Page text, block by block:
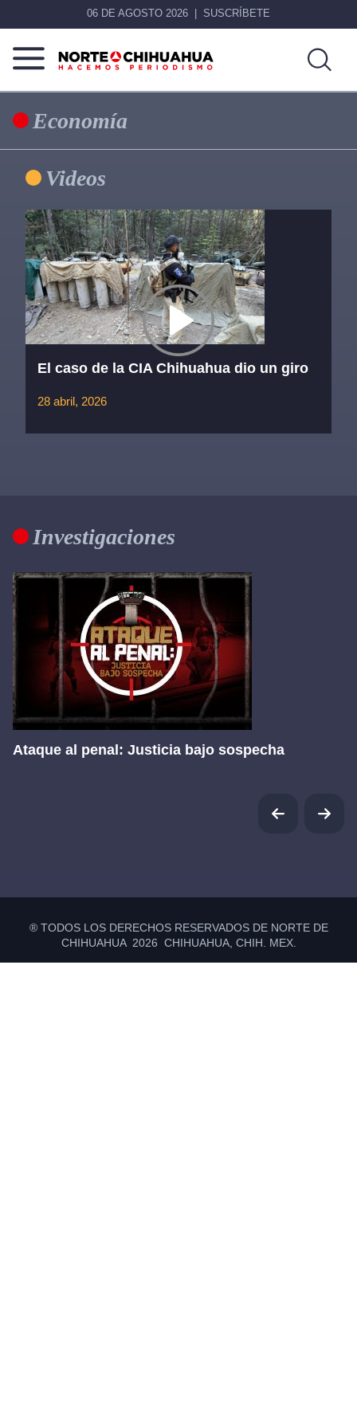
06 DE AGOSTO 2026 SUSCRÍBETE
Norte
Chihuahua
Más
noticias,
hacemos periodismo
Economía
Primary
Sidebar
Videos
El caso de la CIA Chihuahua dio un giro
28 abril, 2026
Investigaciones
Ataque al penal: Justicia bajo sospecha
® TODOS LOS DERECHOS RESERVADOS DE NORTE DE
CHIHUAHUA 2026 CHIHUAHUA, CHIH. MEX.